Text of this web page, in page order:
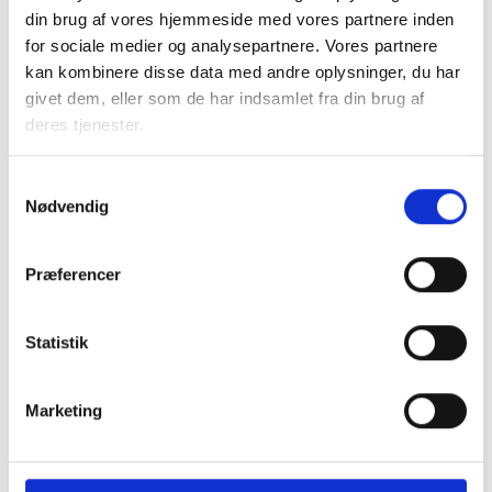
din brug af vores hjemmeside med vores partnere inden
for sociale medier og analysepartnere. Vores partnere
kan kombinere disse data med andre oplysninger, du har
givet dem, eller som de har indsamlet fra din brug af
deres tjenester.
Nødvendig
Præferencer
Statistik
Marketing
skal reduceres. Dette vil BL meget gerne yde bistand til.
Med venlig hilsen
Bent Madsen / Vibeke Borch Henning
Kontakt